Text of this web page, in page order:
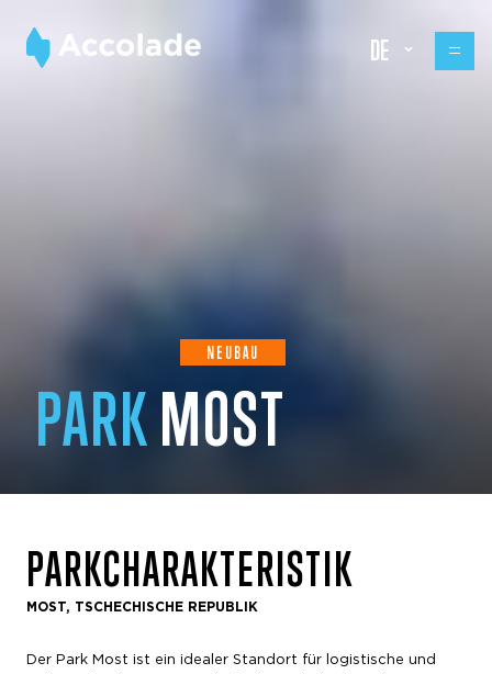
DE
NEUBAU
PARKMOST
PARKCHARAKTERISTIK
MOST, TSCHECHISCHE REPUBLIK
Der Park Most ist ein idealer Standort für logistische und